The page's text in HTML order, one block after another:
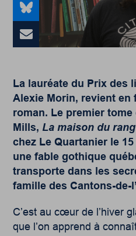
La lauréate du Prix des
Alexie Morin, revient en
roman. Le premier
Mills, La maison du
chez Le Quartanier le
une fable gothique
transporte dans les
famille des Cantons-de-
C’est au cœur de l’hiver
que l’on apprend à